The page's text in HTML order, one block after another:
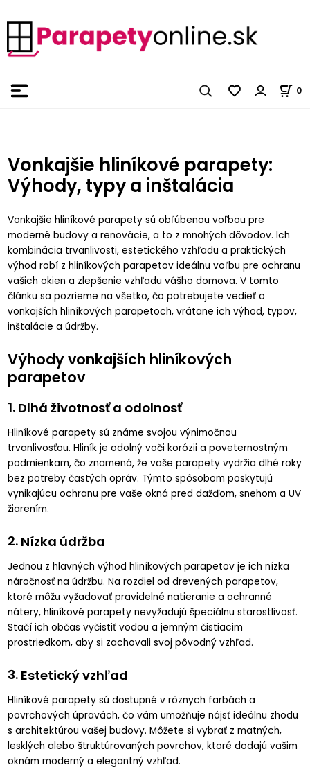
0
Vonkajšie hliníkové parapety:
Výhody, typy a inštalácia
Vonkajšie hliníkové parapety sú obľúbenou voľbou pre
moderné budovy a renovácie, a to z mnohých dôvodov. Ich
kombinácia trvanlivosti, estetického vzhľadu a praktických
výhod robí z hliníkových parapetov ideálnu voľbu pre ochranu
vašich okien a zlepšenie vzhľadu vášho domova. V tomto
článku sa pozrieme na všetko, čo potrebujete vedieť o
vonkajších hliníkových parapetoch, vrátane ich výhod, typov,
inštalácie a údržby.
Výhody vonkajších hliníkových
parapetov
1. Dlhá životnosť a odolnosť
Hliníkové parapety sú známe svojou výnimočnou
trvanlivosťou. Hliník je odolný voči korózii a poveternostným
podmienkam, čo znamená, že vaše parapety vydržia dlhé roky
bez potreby častých opráv. Týmto spôsobom poskytujú
vynikajúcu ochranu pre vaše okná pred dažďom, snehom a UV
žiarením.
2. Nízka údržba
Jednou z hlavných výhod hliníkových parapetov je ich nízka
náročnosť na údržbu. Na rozdiel od drevených parapetov,
ktoré môžu vyžadovať pravidelné natieranie a ochranné
nátery, hliníkové parapety nevyžadujú špeciálnu starostlivosť.
Stačí ich občas vyčistiť vodou a jemným čistiacim
prostriedkom, aby si zachovali svoj pôvodný vzhľad.
3. Estetický vzhľad
Hliníkové parapety sú dostupné v rôznych farbách a
povrchových úpravách, čo vám umožňuje nájsť ideálnu zhodu
s architektúrou vašej budovy. Môžete si vybrať z matných,
lesklých alebo štruktúrovaných povrchov, ktoré dodajú vašim
oknám moderný a elegantný vzhľad.